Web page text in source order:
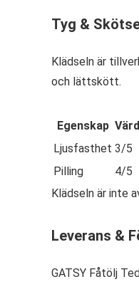
Tyg &
Klädseln är
och lättskött.
Egenskap
Ljusfasthet 3/5
Pilling
4/5
Klädseln är inte
Leverans &
GATSY Fåtölj